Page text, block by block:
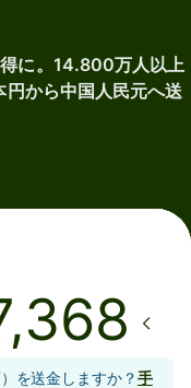
に。14.800万人以上
から中国人民元へ送
を送金しますか？手